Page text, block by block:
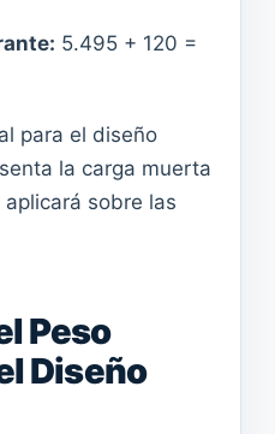
5.495 + 120 =
para el diseño
la carga muerta
sobre las
Peso
Diseño